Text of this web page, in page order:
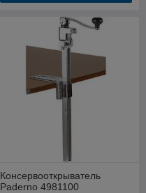
Консервооткрыватель
Paderno 4981100